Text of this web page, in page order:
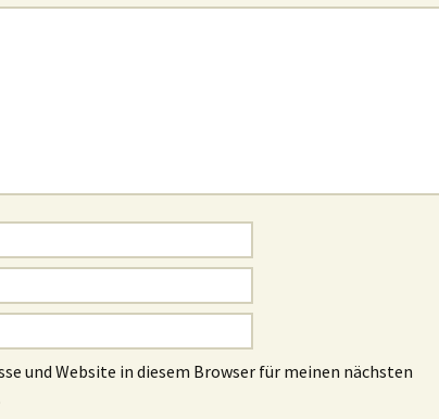
und Website in diesem Browser für meinen nächsten